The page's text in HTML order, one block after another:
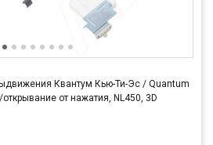
Квантум Кью-Ти-Эс / Quantum
от нажатия, NL450, 3D